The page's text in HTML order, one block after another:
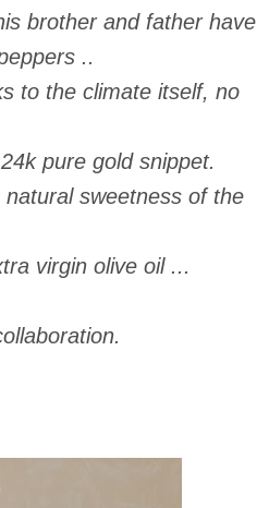
brother and father have
..
to the climate itself, no
pure gold snippet.
sweetness of the
virgin olive oil ...